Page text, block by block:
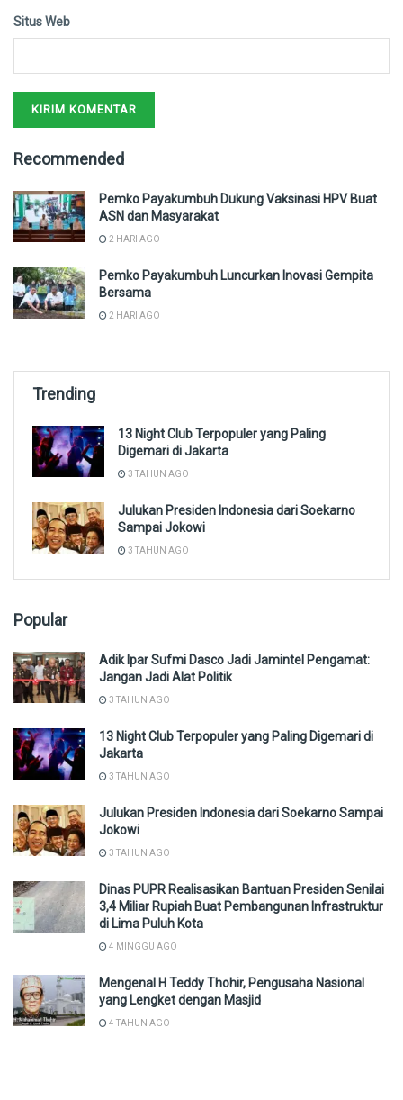
Situs Web
Recommended
Pemko Payakumbuh Dukung Vaksinasi HPV Buat
ASN dan Masyarakat
2 HARI AGO
Pemko Payakumbuh Luncurkan Inovasi Gempita
Bersama
2 HARI AGO
Trending
13 Night Club Terpopuler yang Paling
Digemari di Jakarta
3 TAHUN AGO
Julukan Presiden Indonesia dari Soekarno
Sampai Jokowi
3 TAHUN AGO
Popular
Adik Ipar Sufmi Dasco Jadi Jamintel Pengamat:
Jangan Jadi Alat Politik
3 TAHUN AGO
13 Night Club Terpopuler yang Paling Digemari di
Jakarta
3 TAHUN AGO
Julukan Presiden Indonesia dari Soekarno Sampai
Jokowi
3 TAHUN AGO
Dinas PUPR Realisasikan Bantuan Presiden Senilai
3,4 Miliar Rupiah Buat Pembangunan Infrastruktur
di Lima Puluh Kota
4 MINGGU AGO
Mengenal H Teddy Thohir, Pengusaha Nasional
yang Lengket dengan Masjid
4 TAHUN AGO